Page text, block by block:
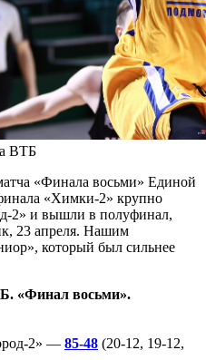
ВТБ
«Финала восьми» Единой
«Химки-2» крупно
2» и вышли в полуфинал,
23 апреля. Нашим
который был сильнее
«Финал восьми».
2» — 85-48 (20-12, 19-12,